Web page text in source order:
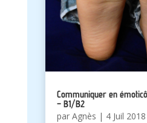
Communiquer en
– B1/B2
par Agnès | 4 Juil 2018